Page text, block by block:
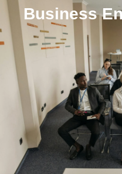
Zum
Hauptinhalt
springen
Business